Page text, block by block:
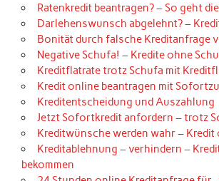
Ratenkredit beantragen? – So geht
Darlehenswunsch abgelehnt? –
Bonität durch falsche Kreditanfrage
Negative Schufa! – Kredite ohne
Kreditflatrate trotz Schufa mit
Kredit online beantragen mit
Kreditentscheidung und Auszahlung
Jetzt Sofortkredit anfordern – trotz
Kreditwünsche werden wahr –
Kreditablehnung – verhindern –
bekommen